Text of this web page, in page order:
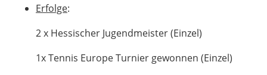
Erfolge:
2 x Hessischer Jugendmeister (Einzel)
1x Tennis Europe Turnier gewonnen (Einzel)